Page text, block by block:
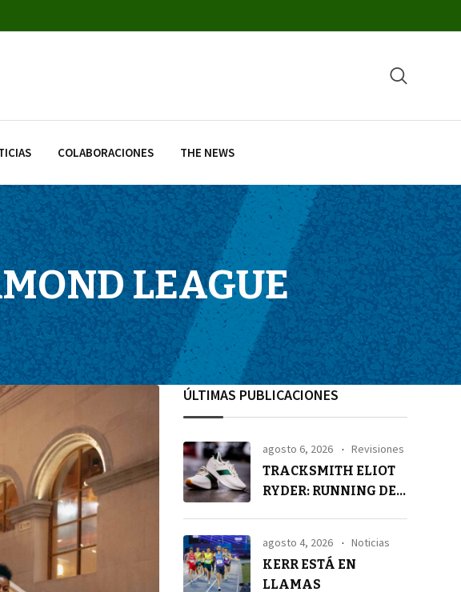
COLABORACIONES THE NEWS
LEAGUE
ÚLTIMAS PUBLICACIONES
agosto 6, 2026 Revisiones
TRACKSMITH ELIOT
RYDER: RUNNING DE
agosto 4, 2026 Noticias
KERR ESTÁ EN
LLAMAS